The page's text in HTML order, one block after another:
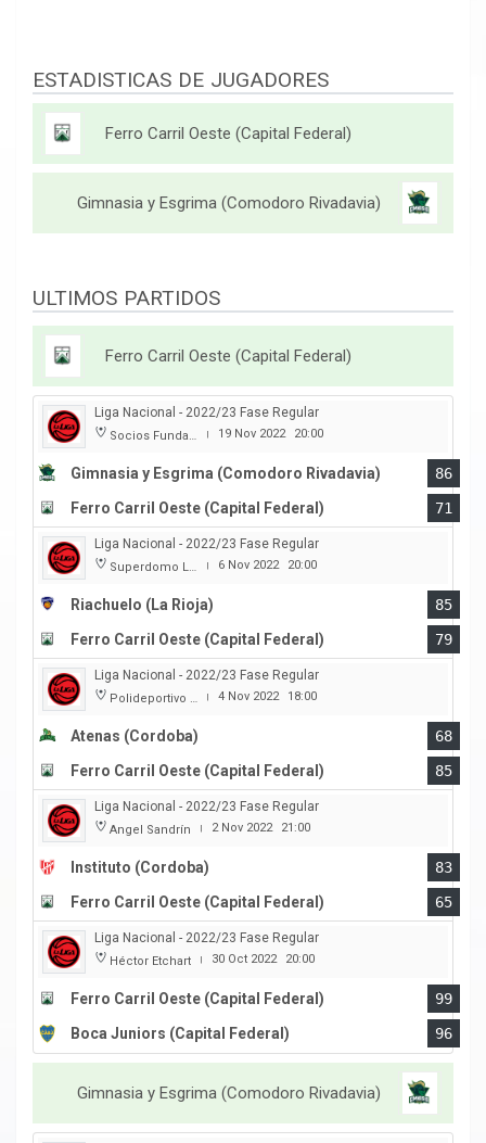
ESTADISTICAS DE JUGADORES
Ferro Carril Oeste (Capital Federal)
Gimnasia y Esgrima (Comodoro Rivadavia)
ULTIMOS PARTIDOS
Ferro Carril Oeste (Capital Federal)
Liga Nacional - 2022/23 Fase Regular
Socios Fundadores | 19 Nov 2022 20:00
Gimnasia y Esgrima (Comodoro Rivadavia)
86
Ferro Carril Oeste (Capital Federal)
71
Liga Nacional - 2022/23 Fase Regular
Superdomo La Rioja | 6 Nov 2022 20:00
Riachuelo (La Rioja)
85
Ferro Carril Oeste (Capital Federal)
79
Liga Nacional - 2022/23 Fase Regular
Polideportivo Carlos Cerutti | 4 Nov 2022 18:00
Atenas (Cordoba)
68
Ferro Carril Oeste (Capital Federal)
85
Liga Nacional - 2022/23 Fase Regular
Angel Sandrín | 2 Nov 2022 21:00
Instituto (Cordoba)
83
Ferro Carril Oeste (Capital Federal)
65
Liga Nacional - 2022/23 Fase Regular
Héctor Etchart | 30 Oct 2022 20:00
Ferro Carril Oeste (Capital Federal)
99
Boca Juniors (Capital Federal)
96
Gimnasia y Esgrima (Comodoro Rivadavia)